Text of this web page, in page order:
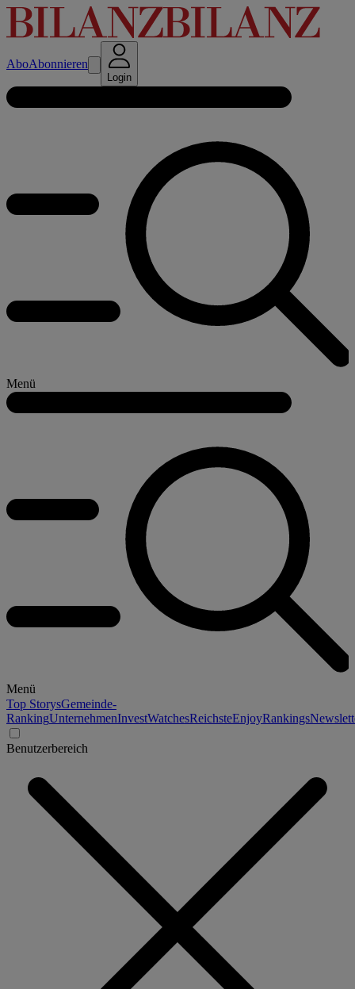
AboAbonnieren
Login
Menü
Menü
Top StorysGemeinde-
RankingUnternehmenInvestWatchesReichsteEnjoyRankings
Benutzerbereich